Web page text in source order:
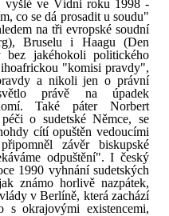
vyšlé ve Vídni roku 1998 -
co se dá prosadit u soudu"
na tři evropské soudní
Bruselu i Haagu (Den
jakéhokoli politického
"komisi pravdy",
a nikoli jen o právní
právě na úpadek
Také páter Norbert
o sudetské Němce, se
cítí opuštěn vedoucími
závěr biskupské
odpuštění". I český
1990 vyhnání sudetských
známo horlivě nazpátek,
v Berlíně, která zachází
s okrajovými existencemi,